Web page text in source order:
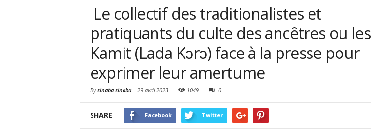
Le collectif des traditionalistes et
pratiquants du culte des ancêtres ou les
Kamit (Lada Kɔrɔ) face à la presse pour
exprimer leur amertume
Bysinaba sinaba- 29 avril 2023 1049 0
SHARE Facebook Twitter